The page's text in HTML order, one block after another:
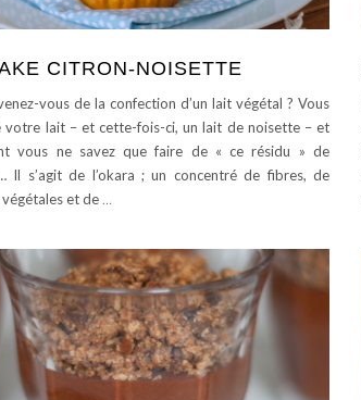
CITRON-NOISETTE
vous de la confection d’un lait végétal ? Vous
votre lait – et cette-fois-ci, un lait de noisette – et
vous ne savez que faire de « ce résidu » de
Il s’agit de l’okara ; un concentré de fibres, de
et de …